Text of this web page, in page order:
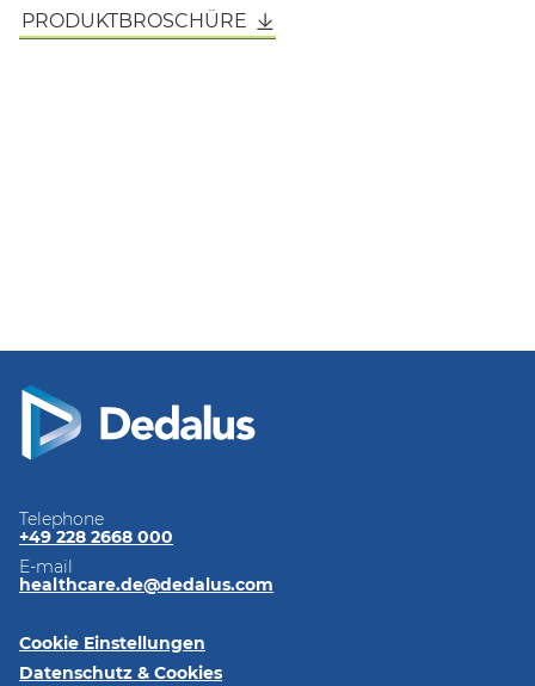
PRODUKTBROSCHÜRE
Telephone
+49 228 2668 000
E-mail
healthcare.de@dedalus.com
Cookie Einstellungen
Datenschutz & Cookies